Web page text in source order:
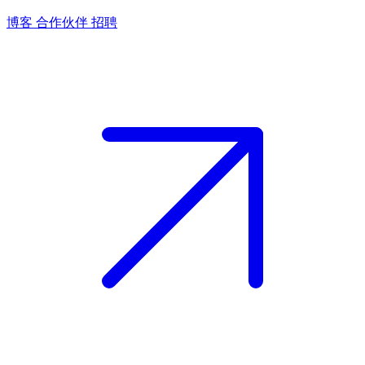
博客 合作伙伴 招聘